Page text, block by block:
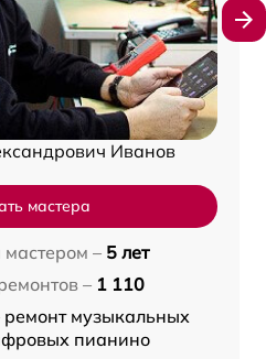
Иванов
мастера
– 5 лет
– 1 110
ремонт музыкальных
пианино